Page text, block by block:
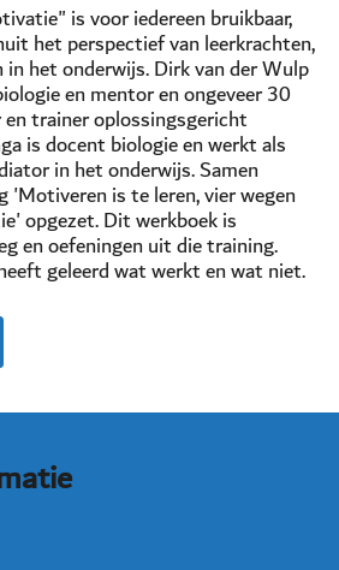
is voor iedereen bruikbaar,
het perspectief van leerkrachten,
in het onderwijs. Dirk van der Wulp
en mentor en ongeveer 30
trainer oplossingsgericht
is docent biologie en werkt als
in het onderwijs. Samen
'Motiveren is te leren, vier wegen
opgezet. Dit werkboek is
en oefeningen uit die training.
geleerd wat werkt en wat niet.